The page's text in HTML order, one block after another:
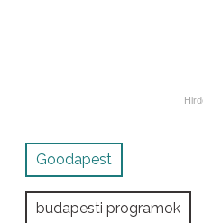
Goodapest
budapesti programok